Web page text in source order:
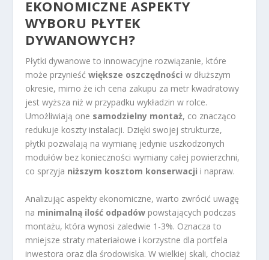
EKONOMICZNE ASPEKTY
WYBORU PŁYTEK
DYWANOWYCH?
Płytki dywanowe to innowacyjne rozwiązanie, które
może przynieśćwiększe oszczędności w dłuższym
okresie, mimo że ich cena zakupu za metr kwadratowy
jest wyższa niż w przypadku wykładzin w rolce.
Umożliwiają one samodzielny montaż, co znacząco
redukuje koszty instalacji. Dzięki swojej strukturze,
płytki pozwalają na wymianę jedynie uszkodzonych
modułów bez konieczności wymiany całej powierzchni,
co sprzyja niższym kosztom konserwacji i napraw.
Analizując aspekty ekonomiczne, warto zwrócić uwagę
na minimalną ilość odpadów powstających podczas
montażu, która wynosi zaledwie 1-3%. Oznacza to
mniejsze straty materiałowe i korzystne dla portfela
inwestora oraz dla środowiska. W wielkiej skali, chociaż